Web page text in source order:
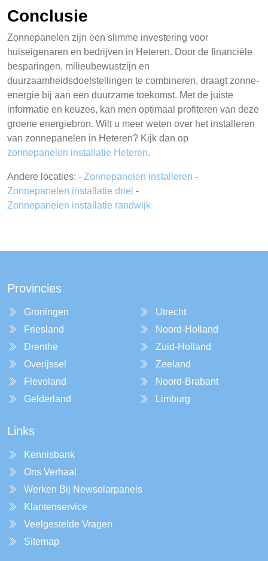
Conclusie
Zonnepanelen zijn een slimme investering voor
huiseigenaren en bedrijven in Heteren. Door de financiële
besparingen, milieubewustzijn en
duurzaamheidsdoelstellingen te combineren, draagt zonne-
energie bij aan een duurzame toekomst. Met de juiste
informatie en keuzes, kan men optimaal profiteren van deze
groene energiebron. Wilt u meer weten over het installeren
van zonnepanelen in Heteren? Kijk dan op
zonnepanelen installatie Heteren.
Andere locaties: - Zonnepanelen installeren -
Zonnepanelen installatie driel -
Zonnepanelen installatie randwijk
Provincies
Groningen
Friesland
Drenthe
Overijssel
Flevoland
Gelderland
Utrecht
Noord-Holland
Zuid-Holland
Zeeland
Noord-Brabant
Limburg
Links
Kennisbank
Ons Verhaal
Werken Bij Newsolarpanels
Klantenservice
Veelgestelde Vragen
Sitemap